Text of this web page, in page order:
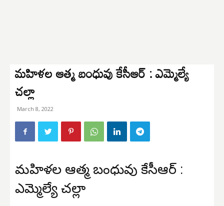
మహిళల ఆత్మ బంధువు కేసీఆర్ : ఎమ్మెల్యే
చల్లా
March 8, 2022
మహిళల ఆత్మ బంధువు కేసీఆర్ :
ఎమ్మెల్యే చల్లా